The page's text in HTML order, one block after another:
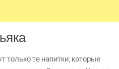
только те напитки, которые